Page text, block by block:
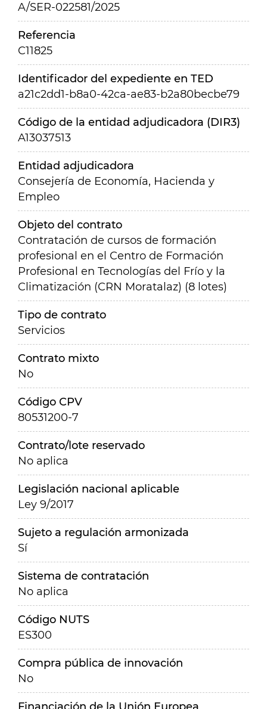
A/SER-022581/2025
Referencia
C11825
Identificador del expediente en TED
a21c2dd1-b8a0-42ca-ae83-b2a80becbe79
Código de la entidad adjudicadora (DIR3)
A13037513
Entidad adjudicadora
Consejería de Economía, Hacienda y
Empleo
Objeto del contrato
Contratación de cursos de formación
profesional en el Centro de Formación
Profesional en Tecnologías del Frío y la
Climatización (CRN Moratalaz) (8 lotes)
Tipo de contrato
Servicios
Contrato mixto
No
Código CPV
80531200-7
Contrato/lote reservado
No aplica
Legislación nacional aplicable
Ley 9/2017
Sujeto a regulación armonizada
Sí
Sistema de contratación
No aplica
Código NUTS
ES300
Compra pública de innovación
No